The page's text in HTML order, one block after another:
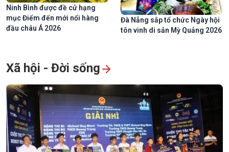
Ninh Bình được đề cử hạng
mục Điểm đến mới nổi hàng
đầu châu Á 2026
Đà Nẵng sắp tổ chức Ngày hội
tôn vinh di sản Mỳ Quảng 2026
Xã hội - Đời sống